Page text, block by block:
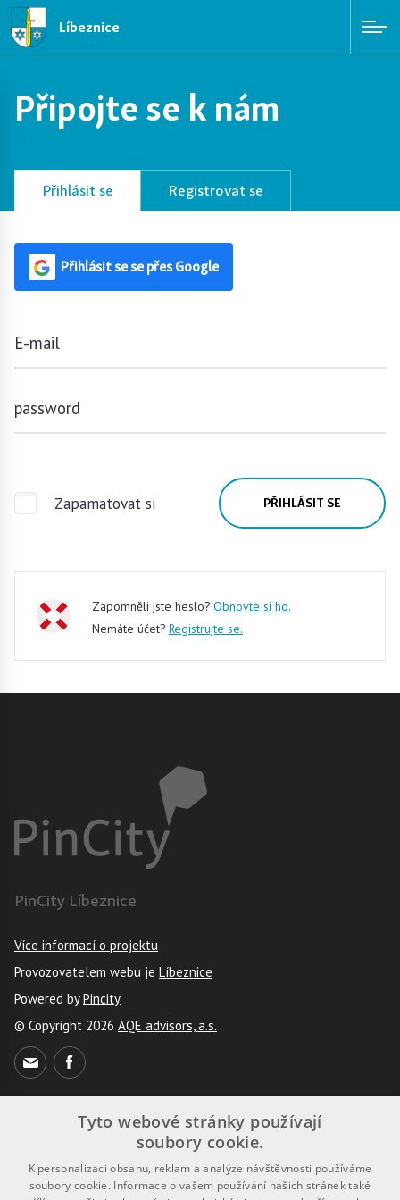
Líbeznice
Připojte se k nám
Přihlásit se Registrovat se
Přihlásit se se přes Google
E-mail
password
Zapamatovat si PŘIHLÁSIT SE
Zapomněli jste heslo? Obnovte si ho.
Nemáte účet? Registrujte se.
PinCity Líbeznice
Více informací o projektu
Provozovatelem webu je Líbeznice
Powered byPincity
© Copyright 2026 AQE advisors, a.s.
Uživatelé
Registrace
Tyto webové stránky používají
soubory cookie.
K personalizaci obsahu, reklam a analýze návštěvnosti používáme
soubory cookie. Informace o vašem používání našich stránek také